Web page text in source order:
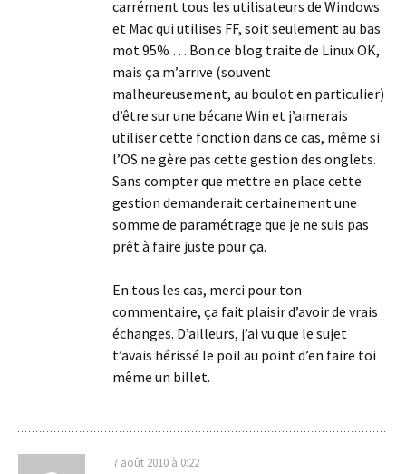
carrément tous les utilisateurs de Windows
et Mac qui utilises FF, soit seulement au bas
mot 95% … Bon ce blog traite de Linux OK,
mais ça m’arrive (souvent
malheureusement, au boulot en particulier)
d’être sur une bécane Win et j’aimerais
utiliser cette fonction dans ce cas, même si
l’OS ne gère pas cette gestion des onglets.
Sans compter que mettre en place cette
gestion demanderait certainement une
somme de paramétrage que je ne suis pas
prêt à faire juste pour ça.
En tous les cas, merci pour ton
commentaire, ça fait plaisir d’avoir de vrais
échanges. D’ailleurs, j’ai vu que le sujet
t’avais hérissé le poil au point d’en faire toi
même un billet.
7 août 2010 à 0:22